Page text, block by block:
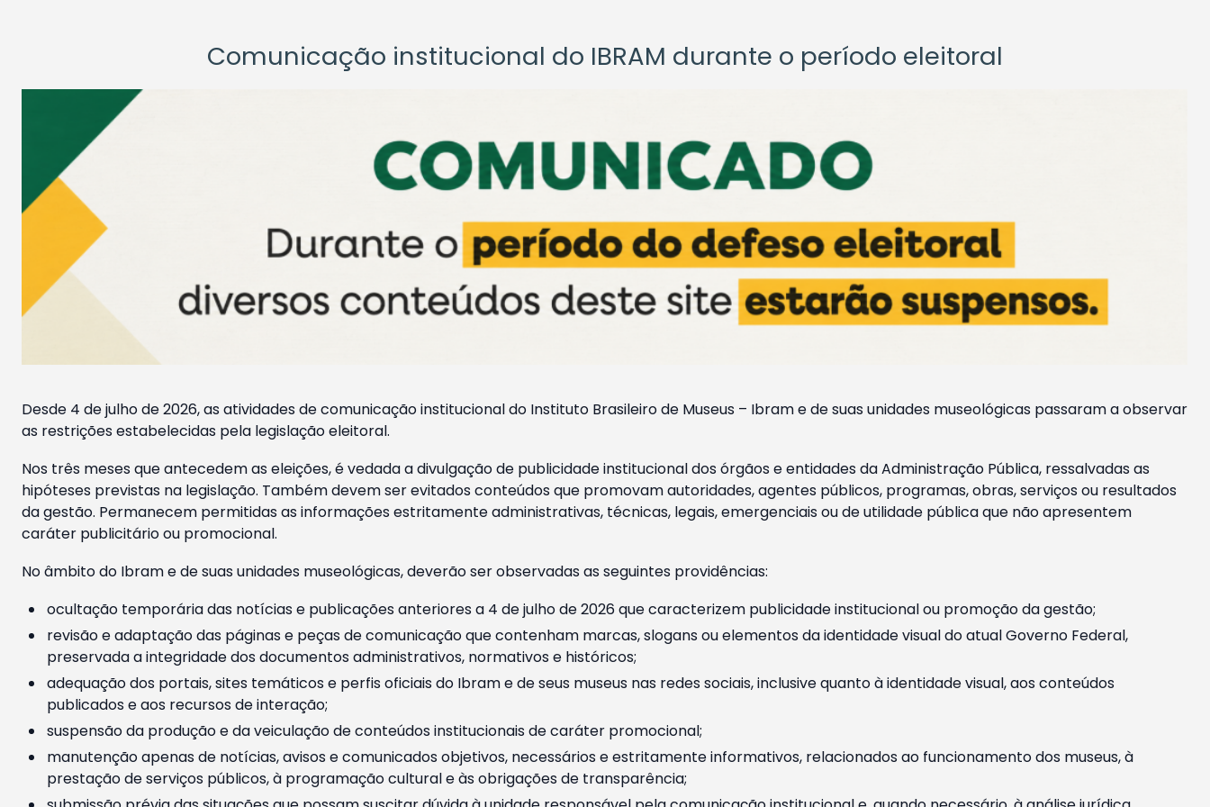
Comunicação institucional do IBRAM durante o período eleitoral
Desde 4 de julho de 2026, as atividades de comunicação institucional do Instituto Brasileiro de Museus – Ibram e de suas unidades museológicas passaram a observar
as restrições estabelecidas pela legislação eleitoral.
Nos três meses que antecedem as eleições, é vedada a divulgação de publicidade institucional dos órgãos e entidades da Administração Pública, ressalvadas as
hipóteses previstas na legislação. Também devem ser evitados conteúdos que promovam autoridades, agentes públicos, programas, obras, serviços ou resultados
da gestão. Permanecem permitidas as informações estritamente administrativas, técnicas, legais, emergenciais ou de utilidade pública que não apresentem
caráter publicitário ou promocional.
No âmbito do Ibram e de suas unidades museológicas, deverão ser observadas as seguintes providências:
ocultação temporária das notícias e publicações anteriores a 4 de julho de 2026 que caracterizem publicidade institucional ou promoção da gestão;
revisão e adaptação das páginas e peças de comunicação que contenham marcas, slogans ou elementos da identidade visual do atual Governo Federal,
preservada a integridade dos documentos administrativos, normativos e históricos;
adequação dos portais, sites temáticos e perfis oficiais do Ibram e de seus museus nas redes sociais, inclusive quanto à identidade visual, aos conteúdos
publicados e aos recursos de interação;
suspensão da produção e da veiculação de conteúdos institucionais de caráter promocional;
manutenção apenas de notícias, avisos e comunicados objetivos, necessários e estritamente informativos, relacionados ao funcionamento dos museus, à
prestação de serviços públicos, à programação cultural e às obrigações de transparência;